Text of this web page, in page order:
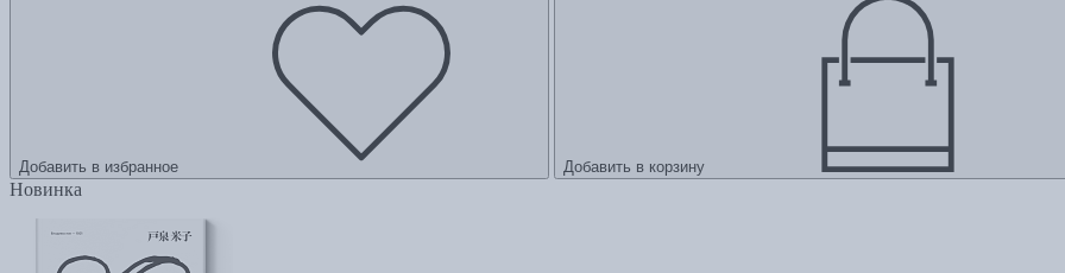
Добавить в избранное Добавить в корзину
Новинка